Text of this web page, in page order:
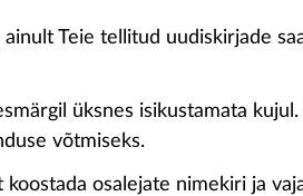
Teie tellitud uudiskirjade
üksnes isikustamata
võtmiseks.
osalejate nimekiri ja